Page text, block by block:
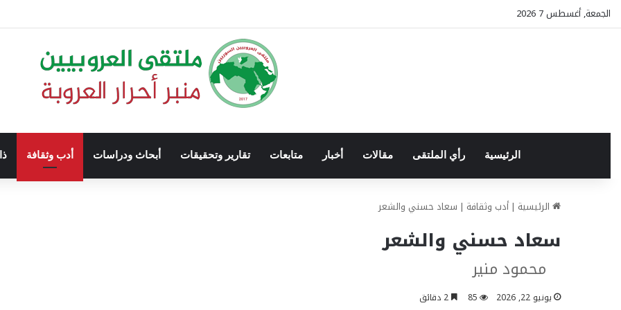
الجمعة, أغسطس 7 2026
الرئيسية رأي الملتقى مقالات أخبار متابعات تقارير وتحقيقات أبحاث ودراسات أدب وثقافة
الرئيسية | أدب وثقافة | سعاد حسني والشعر
سعاد حسني والشعر
محمود منير
يونيو 22, 2026 85